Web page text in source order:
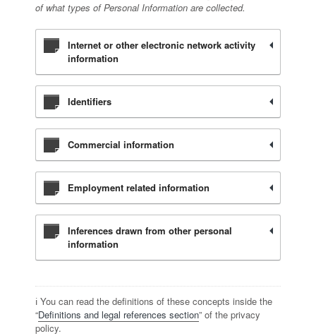
of what types of Personal Information are collected.
Internet or other electronic network activity
information
Identifiers
Commercial information
Employment related information
Inferences drawn from other personal
information
ℹ️ You can read the definitions of these concepts inside the
“Definitions and legal references section” of the privacy
policy.